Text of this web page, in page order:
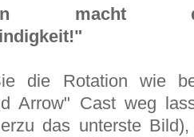
macht
die Rotation wie
Arrow" Cast weg
das unterste